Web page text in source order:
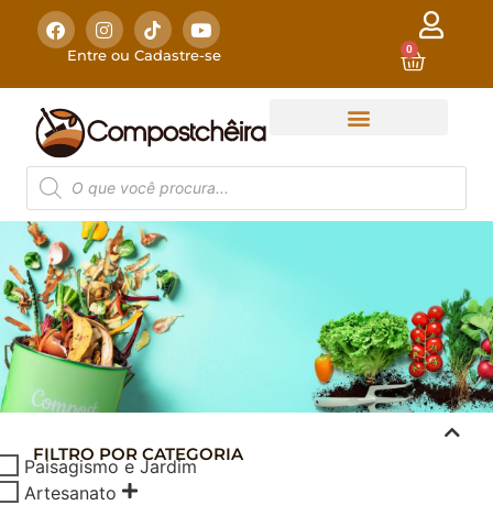
Entre ou Cadastre-se 0
COMPOSTAGEM
DOMÉSTICA
FILTRO POR CATEGORIA
Paisagismo e Jardim
Artesanato